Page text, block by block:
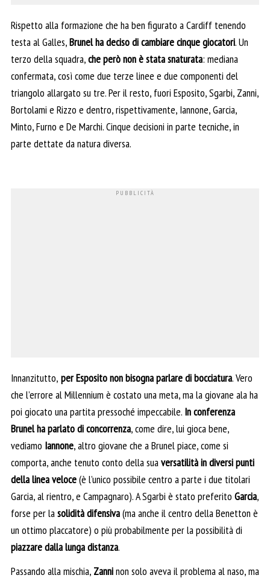
Rispetto alla formazione che ha ben figurato a Cardiff tenendo
testa al Galles,Brunel ha deciso di cambiare cinque giocatori. Un
terzo della squadra,che però non è stata snaturata: mediana
confermata, così come due terze linee e due componenti del
triangolo allargato su tre. Per il resto, fuori Esposito, Sgarbi, Zanni,
Bortolami e Rizzo e dentro, rispettivamente, Iannone, Garcia,
Minto, Furno e De Marchi. Cinque decisioni in parte tecniche, in
parte dettate da natura diversa.
Innanzitutto, per Esposito non bisogna parlare di bocciatura. Vero
che l’errore al Millennium è costato una meta, ma la giovane ala ha
poi giocato una partita pressoché impeccabile. In conferenza
Brunel ha parlato di concorrenza, come dire, lui gioca bene,
vediamo Iannone, altro giovane che a Brunel piace, come si
comporta, anche tenuto conto della suaversatilità in diversi punti
della linea veloce(è l’unico possibile centro a parte i due titolari
Garcia, al rientro, e Campagnaro). A Sgarbi è stato preferito Garcia,
forse per lasolidità difensiva(ma anche il centro della Benetton è
un ottimo placcatore) o più probabilmente per la possibilità di
piazzare dalla lunga distanza.
Passando alla mischia, Zanninon solo aveva il problema al naso, ma